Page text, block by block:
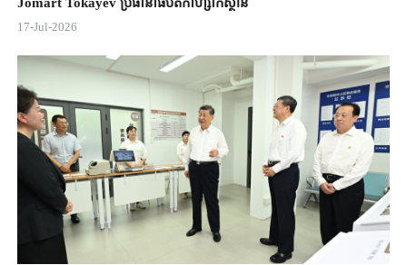
17-Jul-2026